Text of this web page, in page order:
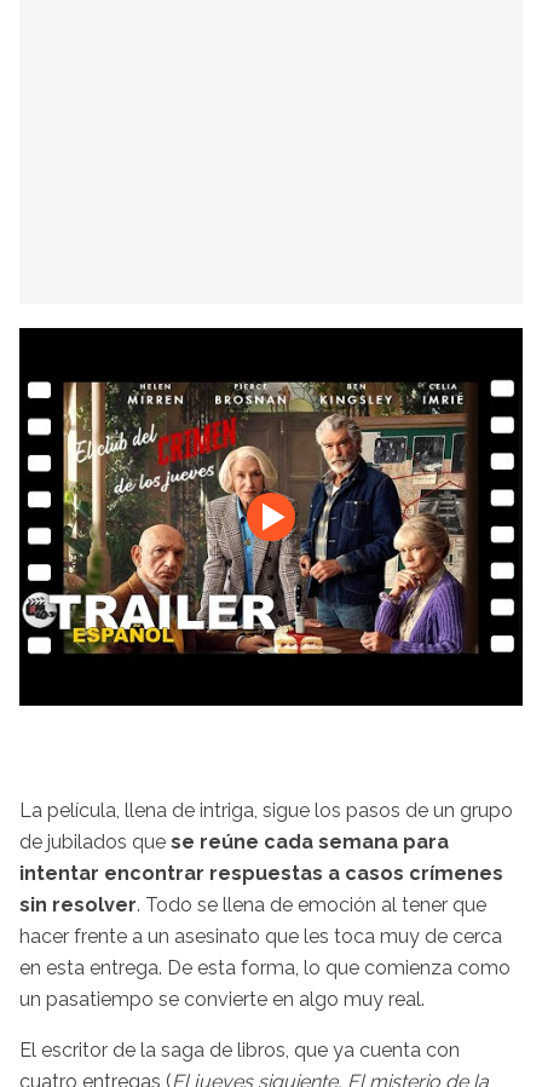
La película, llena de intriga, sigue los pasos de un grupo
de jubilados que se reúne cada semana para
intentar encontrar respuestas a casos crímenes
sin resolver. Todo se llena de emoción al tener que
hacer frente a un asesinato que les toca muy de cerca
en esta entrega. De esta forma, lo que comienza como
un pasatiempo se convierte en algo muy real.
El escritor de la saga de libros, que ya cuenta con
cuatro entregas (El jueves siguiente, El misterio de la